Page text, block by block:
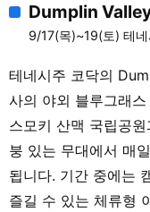
Dumplin
9/17(목)~19(토) 테네
테네시주 코닥의
사의 야외 블루그래
스모키 산맥 국립공
붕 있는 무대에서 매
됩니다. 기간 중에는
즐길 수 있는 체류형